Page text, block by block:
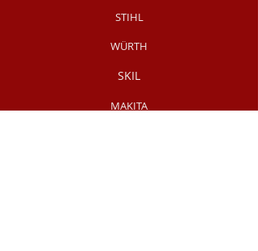
STIHL
WÜRTH
SKIL
MAKITA